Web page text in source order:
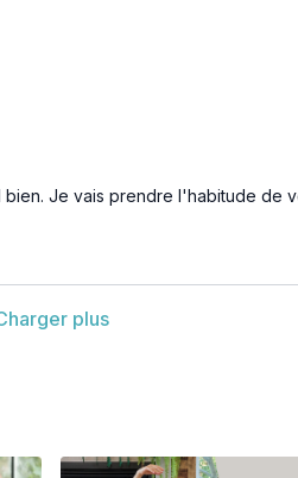
Je vais prendre l'habitude
plus